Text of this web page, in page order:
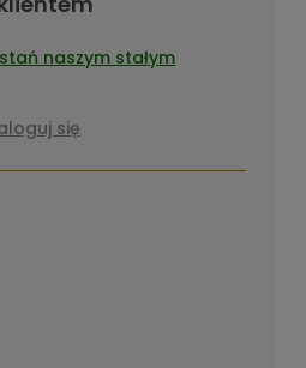
naszym stałym
się